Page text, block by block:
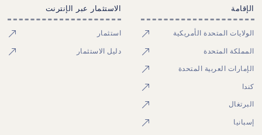
الإقامة
الولايات المتحدة الأمريكية
المملكة المتحدة
الإمارات العربية المتحدة
كندا
البرتغال
إسبانيا
الاستثمار عبر الإنترنت
استثمار
دليل الاستثمار